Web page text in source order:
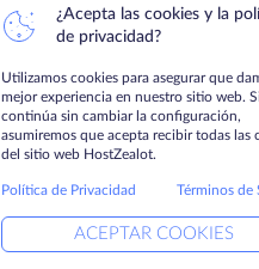
¿Acepta las cookies y la
de privacidad?
Utilizamos cookies para asegurar que
mejor experiencia en nuestro sitio web. Si
continúa sin cambiar la configuración,
asumiremos que acepta recibir todas las
del sitio web HostZealot.
Política de Privacidad Términos de
ACEPTAR COOKIES